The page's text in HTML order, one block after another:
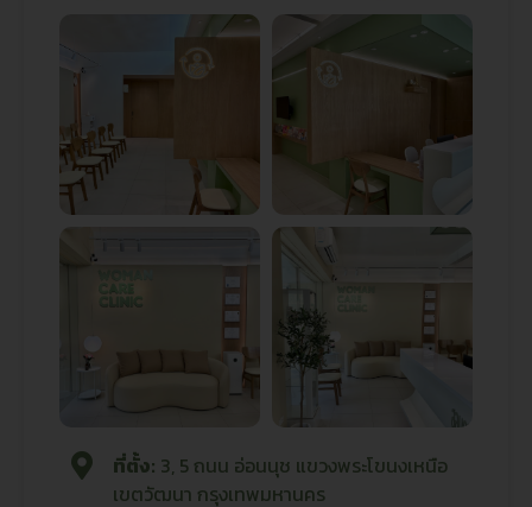
ที่ตั้ง: 3, 5 ถนน อ่อนนุช แขวงพระโขนงเหนือ
เขตวัฒนา กรุงเทพมหานคร